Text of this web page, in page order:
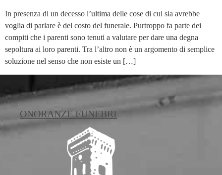
In presenza di un decesso l’ultima delle cose di cui sia avrebbe
voglia di parlare è del costo del funerale. Purtroppo fa parte dei
compiti che i parenti sono tenuti a valutare per dare una degna
sepoltura ai loro parenti. Tra l’altro non è un argomento di semplice
soluzione nel senso che non esiste un […]
ONORANZE FUNEBRI